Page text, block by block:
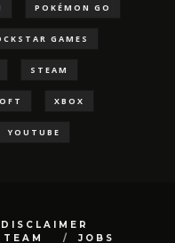
POKÉMON GO
GAMES
STEAM
XBOX
YOUTUBE
DISCLAIMER
TEAM JOBS